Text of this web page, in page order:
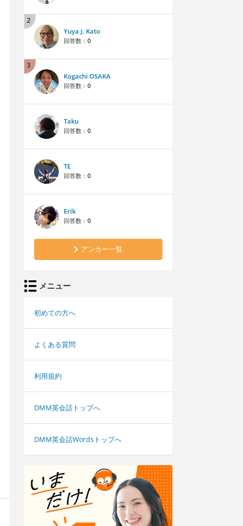
2
Yuya J. Kato
回答数： 0
3
Kogachi OSAKA
回答数： 0
Taku
回答数： 0
TE
回答数： 0
Erik
回答数： 0
アンカー一覧
メニュー
初めての方へ
よくある質問
利用規約
DMM英会話トップへ
DMM英会話Wordsトップへ